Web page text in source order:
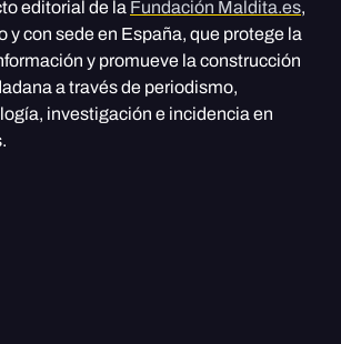
editorial de la Fundación Maldita.es,
y con sede en España, que protege la
y promueve la construcción
a través de periodismo,
investigación e incidencia en